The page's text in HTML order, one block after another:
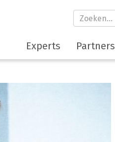
Experts Partners